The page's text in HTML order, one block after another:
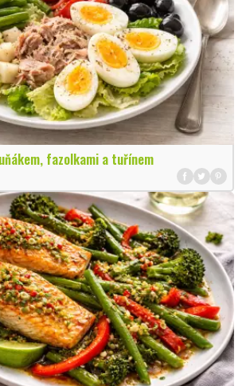
fazolkami a tuřínem